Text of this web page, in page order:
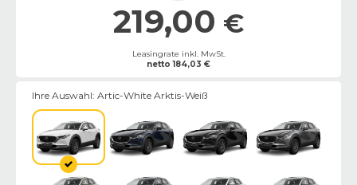
219,00 €
Leasingrate inkl. MwSt.
netto184,03 €
Ihre Auswahl: Artic-White Arktis-Weiß